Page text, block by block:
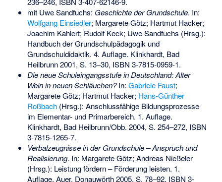
mit Uwe Sandfuchs: Geschichte der Grundschule. In:
Wolfgang Einsiedler; Margarete Götz; Hartmut Hacker;
Joachim Kahlert; Rudolf Keck; Uwe Sandfuchs (Hrsg.):
Handbuch der Grundschulpädagogik und
Grundschuldidaktik. 4. Auflage. Klinkhardt, Bad
Heilbrunn 2001, S. 13–30, ISBN 3-7815-0959-1.
Die neue Schuleingangsstufe in Deutschland: Alter
Wein in neuen Schläuchen?In: Gabriele Faust;
Margarete Götz; Hartmut Hacker; Hans-Günther
Roßbach(Hrsg.): Anschlussfähige Bildungsprozesse
im Elementar- und Primarbereich. 1. Auflage.
Klinkhardt, Bad Heilbrunn/Obb. 2004, S. 254–272, ISBN
3-7815-1265-7.
Verbalzeugnisse in der Grundschule – Anspruch und
Realisierung. In: Margarete Götz; Andreas Nießeler
(Hrsg.): Leistung fördern – Förderung leisten. 1.
Auflage. Auer, Donauwörth 2005, S. 78–92, ISBN 3-